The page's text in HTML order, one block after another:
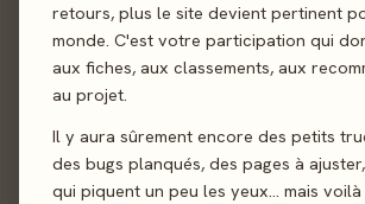
retours, plus le site devient pertinent
monde. C'est votre participation qui
aux fiches, aux classements, aux
au projet.
Il y aura sûrement encore des petits
des bugs planqués, des pages à
qui piquent un peu les yeux… mais
Sortie Courant
Auteur
Illustration Bree Lindsoe·
Éditeur